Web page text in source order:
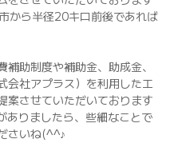
から半径20キロ前後であれば
助制度や補助金、助成金、
会社アプラス）を利用した工
案させていただいております
りましたら、些細なことで
さいね(^^♪